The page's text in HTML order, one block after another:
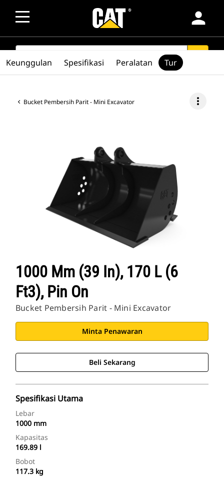
person
SEARCH
Bucket Pembersih Parit - Mini Excavator more_vert
1000 Mm (39 In), 170 L (6
Ft3), Pin On
Bucket Pembersih Parit - Mini Excavator
Minta Penawaran
Beli Sekarang
Spesifikasi Utama
Lebar
1000 mm
Kapasitas
169.89 l
Bobot
117.3 kg
Keunggulan Spesifikasi Peralatan Tur